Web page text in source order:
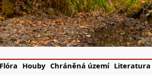
Flóra Houby Chráněná území Literatura